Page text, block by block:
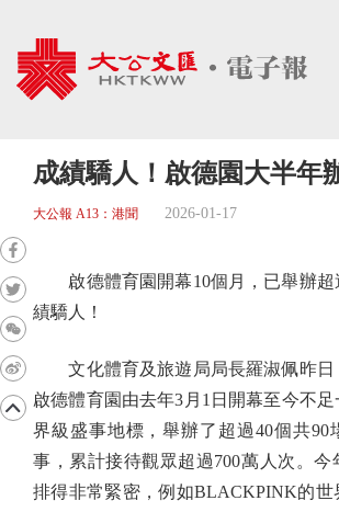
成績驕人！啟德園大半年
大公報 A13：港聞 2026-01-17
啟德體育園開幕10個月，已舉辦超
績驕人！
文化體育及旅遊局局長羅淑佩昨日
啟德體育園由去年3月1日開幕至今不
界級盛事地標，舉辦了超過40個共90
事，累計接待觀眾超過700萬人次。今
排得非常緊密，例如BLACKPINK的世